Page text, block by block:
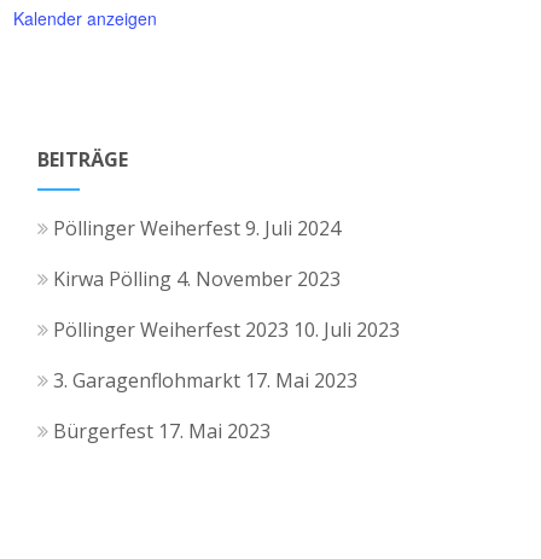
Kalender anzeigen
BEITRÄGE
Pöllinger Weiherfest9. Juli 2024
Kirwa Pölling 4. November 2023
Pöllinger Weiherfest 2023 10. Juli 2023
3. Garagenflohmarkt 17. Mai 2023
Bürgerfest 17. Mai 2023